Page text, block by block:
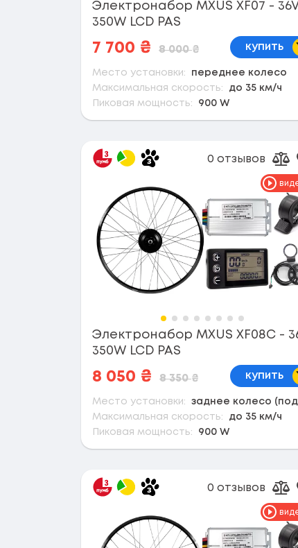
Электронабор MXUS XF07 - 36V
350W LCD PAS
7 700 ₴ 8 000₴ купить
Место установки:
переднее колесо
Максимальная скорость:
до 35 км/ч
Пиковая мощность:
900 W
Электронабор MXUS XF08C -
350W LCD PAS
8 050 ₴ 8 350₴ купить
0 отзывов
Место установки:
заднее колесо (под
Максимальная скорость:
до 35 км/ч
Пиковая мощность:
900 W
0 отзывов